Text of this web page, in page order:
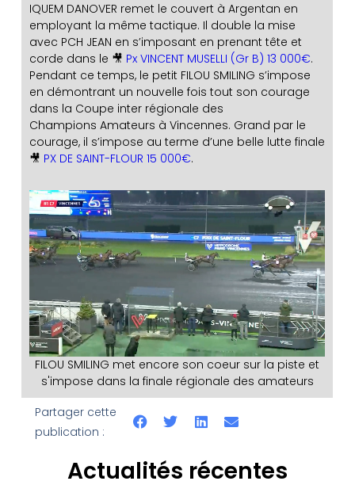
IQUEM DANOVER remet le couvert à Argentan en
employant la même tactique. Il double la mise
avec PCH JEAN en s’imposant en prenant tête et
corde dans le 🎥 Px VINCENT MUSELLI (Gr B) 13 000€.
Pendant ce temps, le petit FILOU SMILING s’impose
en démontrant un nouvelle fois tout son courage
dans la Coupe inter régionale des
Champions Amateurs à Vincennes. Grand par le
courage, il s’impose au terme d’une belle lutte finale
🎥 PX DE SAINT-FLOUR 15 000€.
FILOU SMILING met encore son coeur sur la piste et
s'impose dans la finale régionale des amateurs
Partager cette
publication :
Actualités récentes